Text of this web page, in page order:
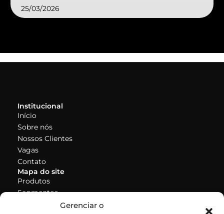
Gerenciar o
25/03/2026
Institucional
Início
Sobre nós
Nossos Clientes
Vagas
Contato
Mapa do site
Produtos
Segmentos